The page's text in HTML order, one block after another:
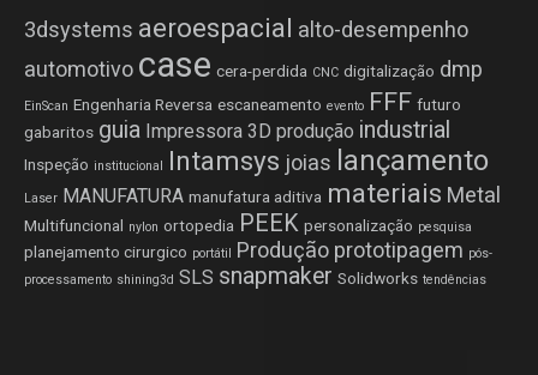
3dsystems aeroespacial alto-desempenho
automotivo case cera-perdida CNC digitalização dmp
EinScan Engenharia Reversa escaneamento evento FFF futuro
gabaritos guia Impressora 3D produção industrial
Inspeção institucional Intamsys joias lançamento
Laser MANUFATURA manufatura aditiva materiais Metal
Multifuncional nylon ortopedia PEEK personalização pesquisa
planejamento cirurgico portátil Produção prototipagem pós-
processamento shining3d SLS snapmaker Solidworks tendências